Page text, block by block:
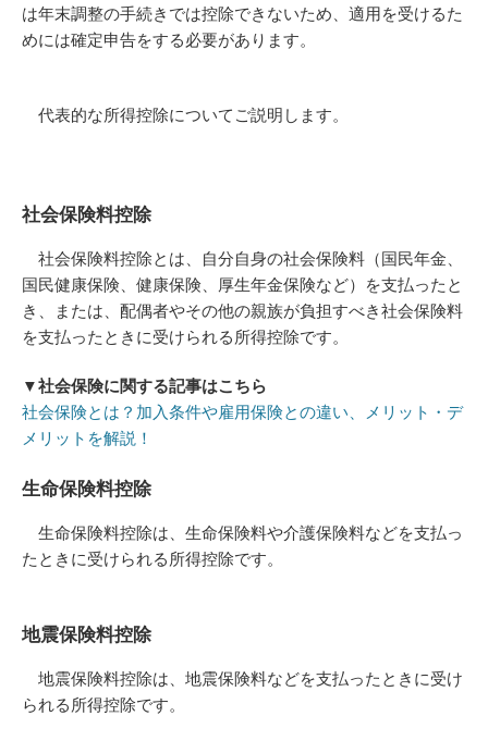
は年末調整の手続きでは控除できないため、適用を受けるた
めには確定申告をする必要があります。
代表的な所得控除についてご説明します。
社会保険料控除
社会保険料控除とは、自分自身の社会保険料（国民年金、
国民健康保険、健康保険、厚生年金保険など）を支払ったと
き、または、配偶者やその他の親族が負担すべき社会保険料
を支払ったときに受けられる所得控除です。
▼社会保険に関する記事はこちら
社会保険とは？加入条件や雇用保険との違い、メリット・デ
メリットを解説！
生命保険料控除
生命保険料控除は、生命保険料や介護保険料などを支払っ
たときに受けられる所得控除です。
地震保険料控除
地震保険料控除は、地震保険料などを支払ったときに受け
られる所得控除です。